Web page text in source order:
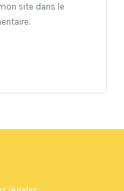
site dans le